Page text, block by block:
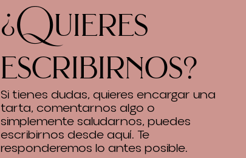
¿Quieres
escribirnos?
Si tienes dudas, quieres encargar una
tarta, comentarnos algo o
simplemente saludarnos, puedes
escribirnos desde aquí. Te
responderemos lo antes posible.